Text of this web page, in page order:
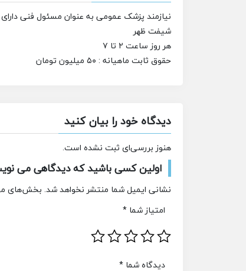
نیازمند پزشک عمومی به عنوان مسئول فنی دارای
شیفت ظهر
هر روز ساعت ۲ تا ۷
حقوق ثابت ماهیانه : ۵۰ میلیون تومان
دیدگاه خود را بیان کنید
هنوز بررسی‌ای ثبت نشده است.
اولین کسی باشید که دیدگاهی می
نشانی ایمیل شما منتشر نخواهد شد.بخش‌های
امتیاز شما *
دیدگاه شما *